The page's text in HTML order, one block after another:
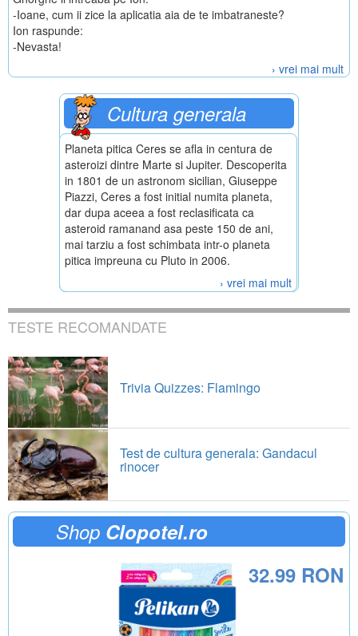
-Ioane, cum ii zice la aplicatia aia de te imbatraneste?
Ion raspunde:
-Nevasta!
› vrei mai mult
Cultura generala
Planeta pitica Ceres se afla in centura de
asteroizi dintre Marte si Jupiter. Descoperita
in 1801 de un astronom sicilian, Giuseppe
Piazzi, Ceres a fost initial numita planeta,
dar dupa aceea a fost reclasificata ca
asteroid ramanand asa peste 150 de ani,
mai tarziu a fost schimbata intr-o planeta
pitica impreuna cu Pluto in 2006.
› vrei mai mult
TESTE RECOMANDATE
Trivia Quizzes: Flamingo
Test de cultura generala: Gandacul
rinocer
Shop Clopotel.ro
32.99 RON